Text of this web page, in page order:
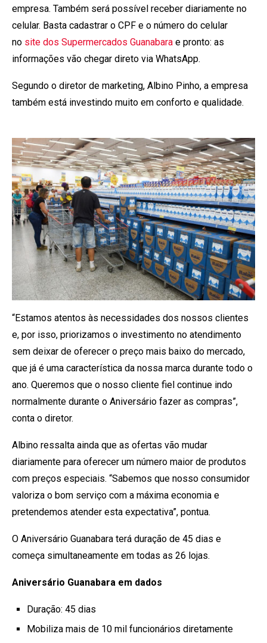
empresa. Também será possível receber diariamente no
celular. Basta cadastrar o CPF e o número do celular
no site dos Supermercados Guanabara e pronto: as
informações vão chegar direto via WhatsApp.
Segundo o diretor de marketing, Albino Pinho, a empresa
também está investindo muito em conforto e qualidade.
“Estamos atentos às necessidades dos nossos clientes
e, por isso, priorizamos o investimento no atendimento
sem deixar de oferecer o preço mais baixo do mercado,
que já é uma característica da nossa marca durante todo o
ano. Queremos que o nosso cliente fiel continue indo
normalmente durante o Aniversário fazer as compras”,
conta o diretor.
Albino ressalta ainda que as ofertas vão mudar
diariamente para oferecer um número maior de produtos
com preços especiais. “Sabemos que nosso consumidor
valoriza o bom serviço com a máxima economia e
pretendemos atender esta expectativa”, pontua.
O Aniversário Guanabara terá duração de 45 dias e
começa simultaneamente em todas as 26 lojas.
Aniversário Guanabara em dados
Duração: 45 dias
Mobiliza mais de 10 mil funcionários diretamente